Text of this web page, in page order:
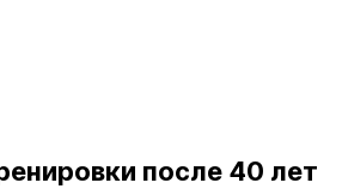
после 40 лет